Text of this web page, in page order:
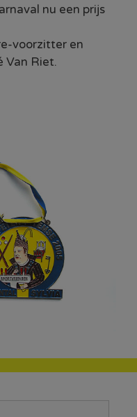
nu een prijs
voorzitter en
Van Riet.